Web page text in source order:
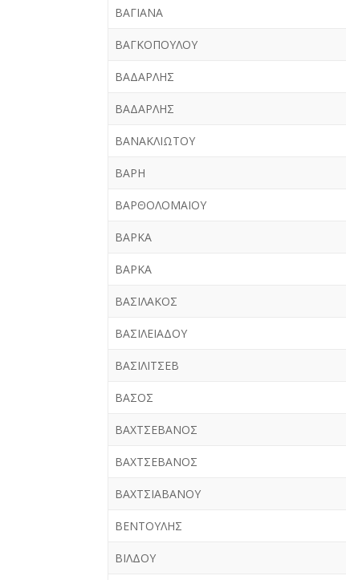
ΒΑΓΙΑΝΑ
ΒΑΓΚΟΠΟΥΛΟΥ
ΒΑΔΑΡΛΗΣ
ΒΑΔΑΡΛΗΣ
ΒΑΝΑΚΛΙΩΤΟΥ
ΒΑΡΗ
ΒΑΡΘΟΛΟΜΑΙΟΥ
ΒΑΡΚΑ
ΒΑΡΚΑ
ΒΑΣΙΛΑΚΟΣ
ΒΑΣΙΛΕΙΑΔΟΥ
ΒΑΣΙΛΙΤΣΕΒ
ΒΑΣΟΣ
ΒΑΧΤΣΕΒΑΝΟΣ
ΒΑΧΤΣΕΒΑΝΟΣ
ΒΑΧΤΣΙΑΒΑΝΟΥ
ΒΕΝΤΟΥΛΗΣ
ΒΙΛΔΟΥ